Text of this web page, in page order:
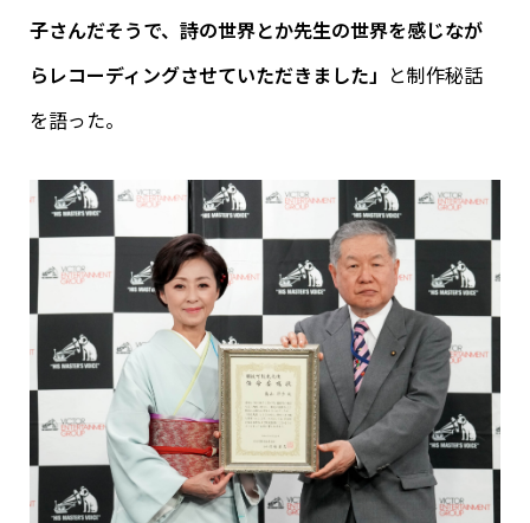
子さんだそうで、詩の世界とか先生の世界を感じなが
らレコーディングさせていただきました」 と制作秘話
を語った。